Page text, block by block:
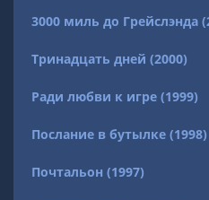
3000 миль до Грейслэнда
Тринадцать дней (2000)
Ради любви к игре (1999)
Послание в бутылке (1998)
Почтальон (1997)